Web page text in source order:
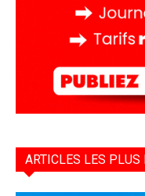
ARTICLES LES PLUS